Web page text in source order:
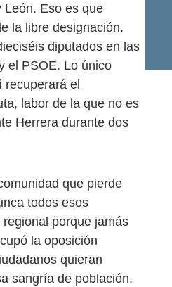
León. Eso es que
la libre designación.
diputados en las
el PSOE. Lo único
recuperará el
labor de la que no es
Herrera durante dos
que pierde
todos esos
porque jamás
la oposición
quieran
sangría de población.